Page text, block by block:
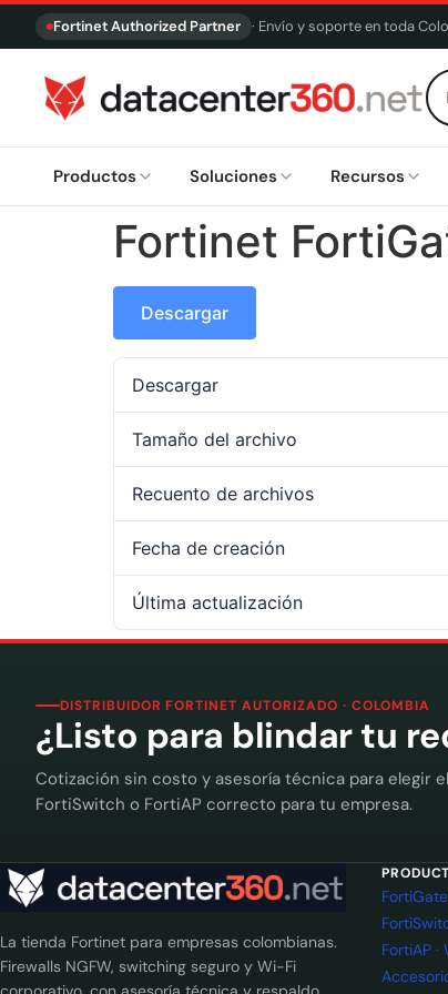
Fortinet Authorized Partner · Envío y soporte en toda
Productos Soluciones Recursos
Fortinet
Descargar
Descargar
Tamaño del archivo
Recuento de archivos
Fecha de creación
Última actualización
DISTRIBUIDOR FORTINET AUTORIZADO · COLOMBIA
¿Listo para blindar tu
Cotización sin costo y asesoría técnica para elegir
FortiSwitch o FortiAP correcto para tu empresa.
La tienda Fortinet para empresas colombianas.
Firewalls NGFW, switching seguro y Wi-Fi
FortiAP